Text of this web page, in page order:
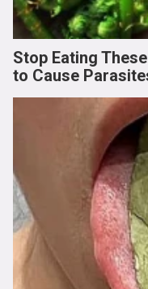
Stop Eating
to Cause